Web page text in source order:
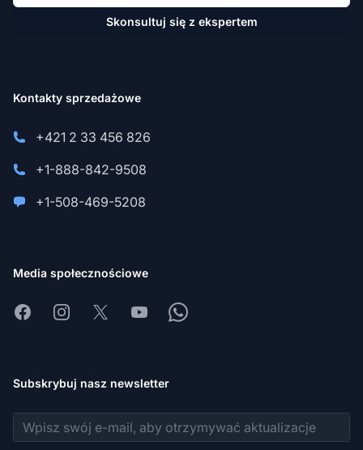
Skonsultuj się z ekspertem
Kontakty sprzedażowe
+421 2 33 456 826
+1-888-842-9508
+1-508-469-5208
Media społecznościowe
FacebookInstagram
X YoutubeWhatsapp
Subskrybuj nasz newsletter
Adres e-mail